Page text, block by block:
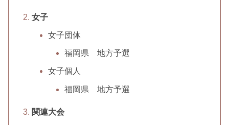
女子
女子団体
福岡県 地方予選
女子個人
福岡県 地方予選
関連大会